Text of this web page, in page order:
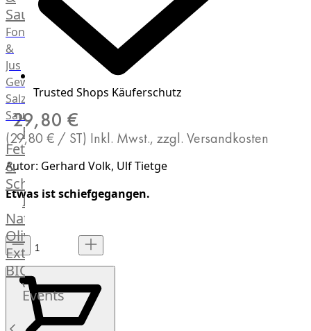
Saucen
Fonds
&
Jus
Gewürze
Salz
Saucen
Butter,
Fett
&
Schmalz
ItalianBar
Natives
Olivenöl
Extra
BIO
Veggie
Hardware
Küchenhelfer
Events
Trusted Shops Käuferschutz
29,80 €
(29,80 € / ST) Inkl. Mwst., zzgl. Versandkosten
Autor: Gerhard Volk, Ulf Tietge
Etwas ist schiefgegangen.